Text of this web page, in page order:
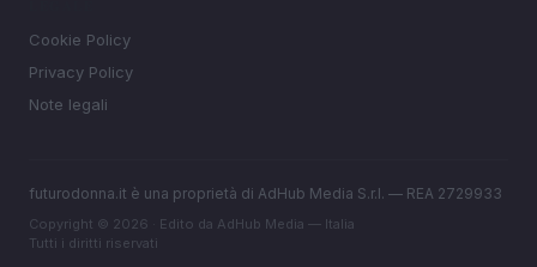
Cookie Policy
Privacy Policy
Note legali
futurodonna.it è una proprietà di AdHub Media S.r.l. — REA 2729933
Copyright © 2026 · Edito da AdHub Media — Italia
Tutti i diritti riservati